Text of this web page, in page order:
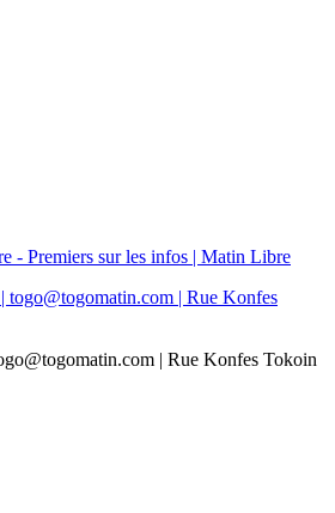
- Premiers sur les infos | Matin Libre
| Rue Konfes Tokoin